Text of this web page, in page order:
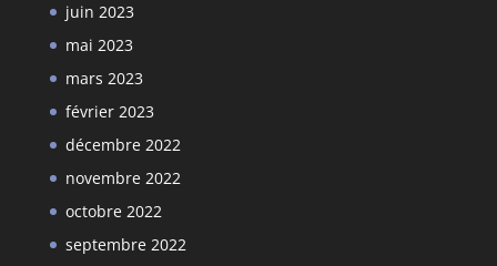
juin 2023
mai 2023
mars 2023
février 2023
décembre 2022
novembre 2022
octobre 2022
septembre 2022